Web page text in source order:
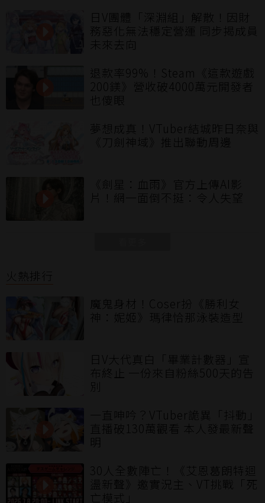
日V團體「深淵組」解散！因財
務惡化無法穩定營運 同步揭成員
未來去向
退款率99%！Steam《這款遊戲
200鎂》營收破4000萬元開發者
也傻眼
夢想成真！VTuber結城昨日奈與
《刀劍神域》推出聯動周邊
《劍星：血雨》官方上傳AI影
片！網一面倒不挺：令人失望
火熱排行
魔鬼身材！Coser扮《勝利女
神：妮姬》瑪律恰那泳裝造型
日V大代真白「畢業計數器」宣
布終止 一份來自粉絲500天的告
別
一直呻吟？VTuber詭異「抖動」
直播破130萬觀看 本人發最新聲
明
30人全數陣亡！《艾恩葛朗特迴
盪新聲》邀實況主、VT挑戰「死
亡模式」